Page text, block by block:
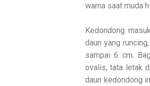
warna saat muda
Kedondong
daun yang
sampai 6 cm.
ovalis, tata letak
daun kedondong